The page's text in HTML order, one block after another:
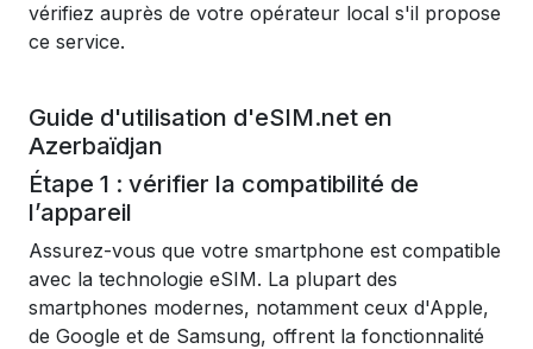
vérifiez auprès de votre opérateur local s'il propose
ce service.
Guide d'utilisation d'eSIM.net en
Azerbaïdjan
Étape 1 : vérifier la compatibilité de
l’appareil
Assurez-vous que votre smartphone est compatible
avec la technologie eSIM. La plupart des
smartphones modernes, notamment ceux d'Apple,
de Google et de Samsung, offrent la fonctionnalité